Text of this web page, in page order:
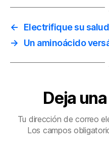
←
Electrifique su
→
Un aminoácido
Deja
Tu dirección de correo
Los campos